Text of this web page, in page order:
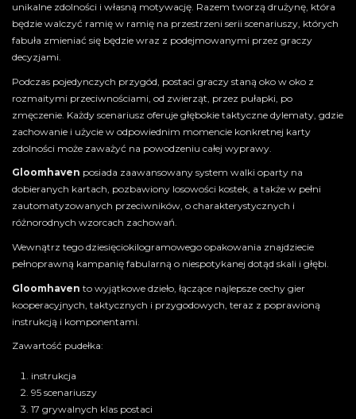
unikalne zdolności i własną motywację. Razem tworzą drużynę, która
będzie walczyć ramię w ramię na przestrzeni serii scenariuszy, których
fabuła zmieniać się będzie wraz z podejmowanymi przez graczy
decyzjami.
Podczas pojedynczych przygód, postaci graczy staną oko w oko z
rozmaitymi przeciwnościami, od zwierząt, przez pułapki, po
zmęczenie. Każdy scenariusz oferuje głębokie taktyczne dylematy, gdzie
zachowanie i użycie w odpowiednim momencie konkretnej karty
zdolności może zaważyć na powodzeniu całej wyprawy.
Gloomhaven posiada zaawansowany system walki oparty na
dobieranych kartach, pozbawiony losowości kostek, a także w pełni
zautomatyzowanych przeciwników, o charakterystycznych i
różnorodnych wzorcach zachowań.
Wewnątrz tego dziesięciokilogramowego opakowania znajdziecie
pełnoprawną kampanię fabularną o niespotykanej dotąd skali i głębi.
Gloomhaven to wyjątkowe dzieło, łączące najlepsze cechy gier
kooperacyjnych, taktycznych i przygodowych, teraz z poprawioną
instrukcją i komponentami.
Zawartość pudełka:
instrukcja
95 scenariuszy
17 grywalnych klas postaci